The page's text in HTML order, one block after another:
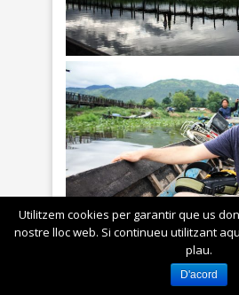
Utilitzem cookies per garantir que us
nostre lloc web. Si continueu utilitzant
plau.
D'acord